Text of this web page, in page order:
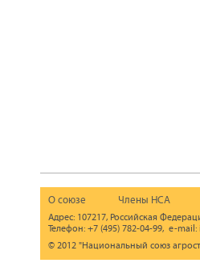
О союзе Члены НСА
Адрес: 107217, Российская
Телефон: +7 (495) 782-04-99, e-mail:
© 2012 "Национальный союз